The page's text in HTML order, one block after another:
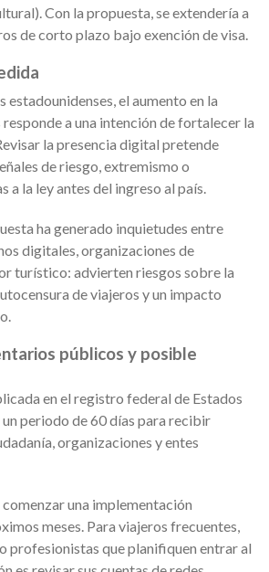
Con la propuesta, se extendería a
de corto plazo bajo exención de visa.
estadounidenses, el aumento en la
a una intención de fortalecer la
la presencia digital pretende
de riesgo, extremismo o
a la ley antes del ingreso al país.
ha generado inquietudes entre
digitales, organizaciones de
turístico: advierten riesgos sobre la
de viajeros y un impacto
públicos y posible
en el registro federal de Estados
periodo de 60 días para recibir
organizaciones y entes
una implementación
meses. Para viajeros frecuentes,
profesionistas que planifiquen entrar al